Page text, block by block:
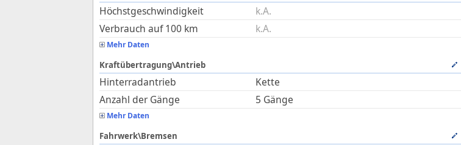
Höchstgeschwindigkeit
k.A.
Verbrauch auf 100 km
k.A.
Mehr Daten
Kraftübertragung\Antrieb
Hinterradantrieb
Kette
Anzahl der Gänge
5 Gänge
Mehr Daten
Fahrwerk\Bremsen